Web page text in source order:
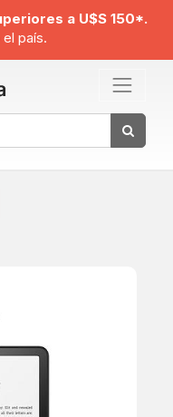
a U$S 150*.
país.